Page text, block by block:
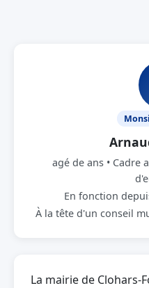
agé de ans •
En fonction
À la tête d'un conseil
La mairie de Clohars-